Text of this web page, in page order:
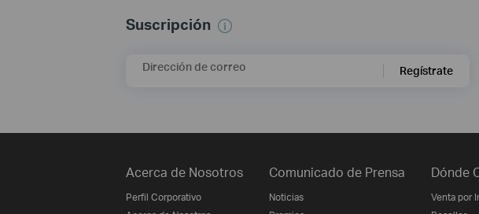
Suscripción
Dirección de correo Regístrate
Acerca de Nosotros
Perfil Corporativo
Comunicado de Prensa
Noticias
Dónde
Venta por